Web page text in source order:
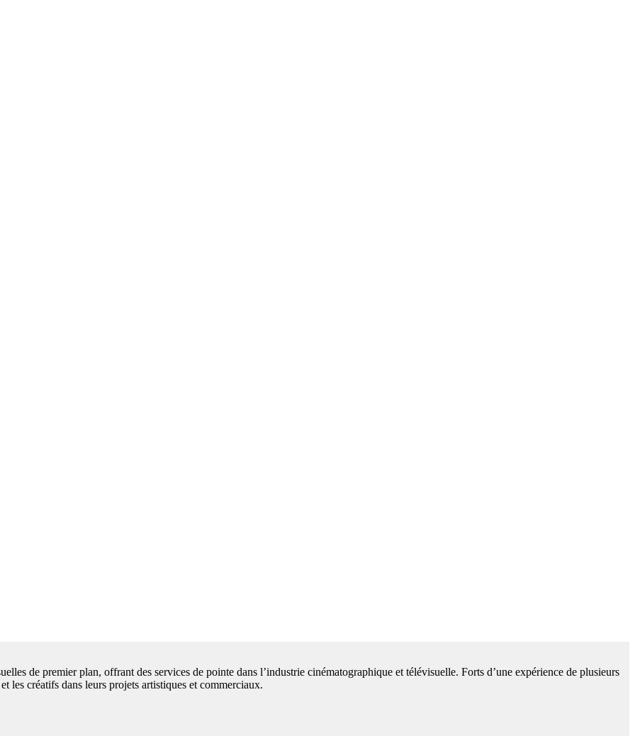
de premier plan, offrant des services de pointe dans l’industrie cinématographique et télévisuelle. Forts d’une expérience de plusieurs
les créatifs dans leurs projets artistiques et commerciaux.